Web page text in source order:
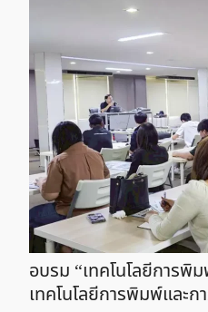
อบรม “เทคโนโลยีการพิ
เทคโนโลยีการพิมพ์และก